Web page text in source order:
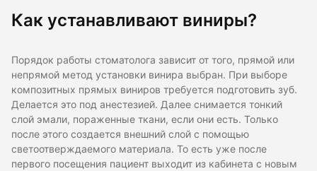
Как устанавливают виниры?
Порядок работы стоматолога зависит от того, прямой или
непрямой метод установки винира выбран. При выборе
композитных прямых виниров требуется подготовить зуб.
Делается это под анестезией. Далее снимается тонкий
слой эмали, пораженные ткани, если они есть. Только
после этого создается внешний слой с помощью
светоотверждаемого материала. То есть уже после
первого посещения пациент выходит из кабинета с новым